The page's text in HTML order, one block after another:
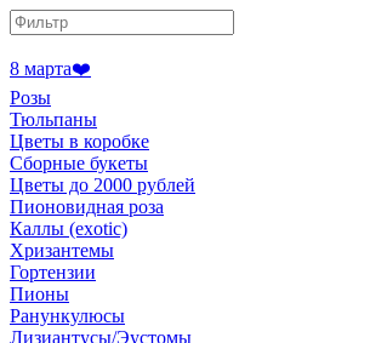
8 марта❤️
Розы
Тюльпаны
Цветы в коробке
Сборные букеты
Цветы до 2000 рублей
Пионовидная роза
Каллы (exotic)
Хризантемы
Гортензии
Пионы
Ранункулюсы
Лизиантусы/Эустомы